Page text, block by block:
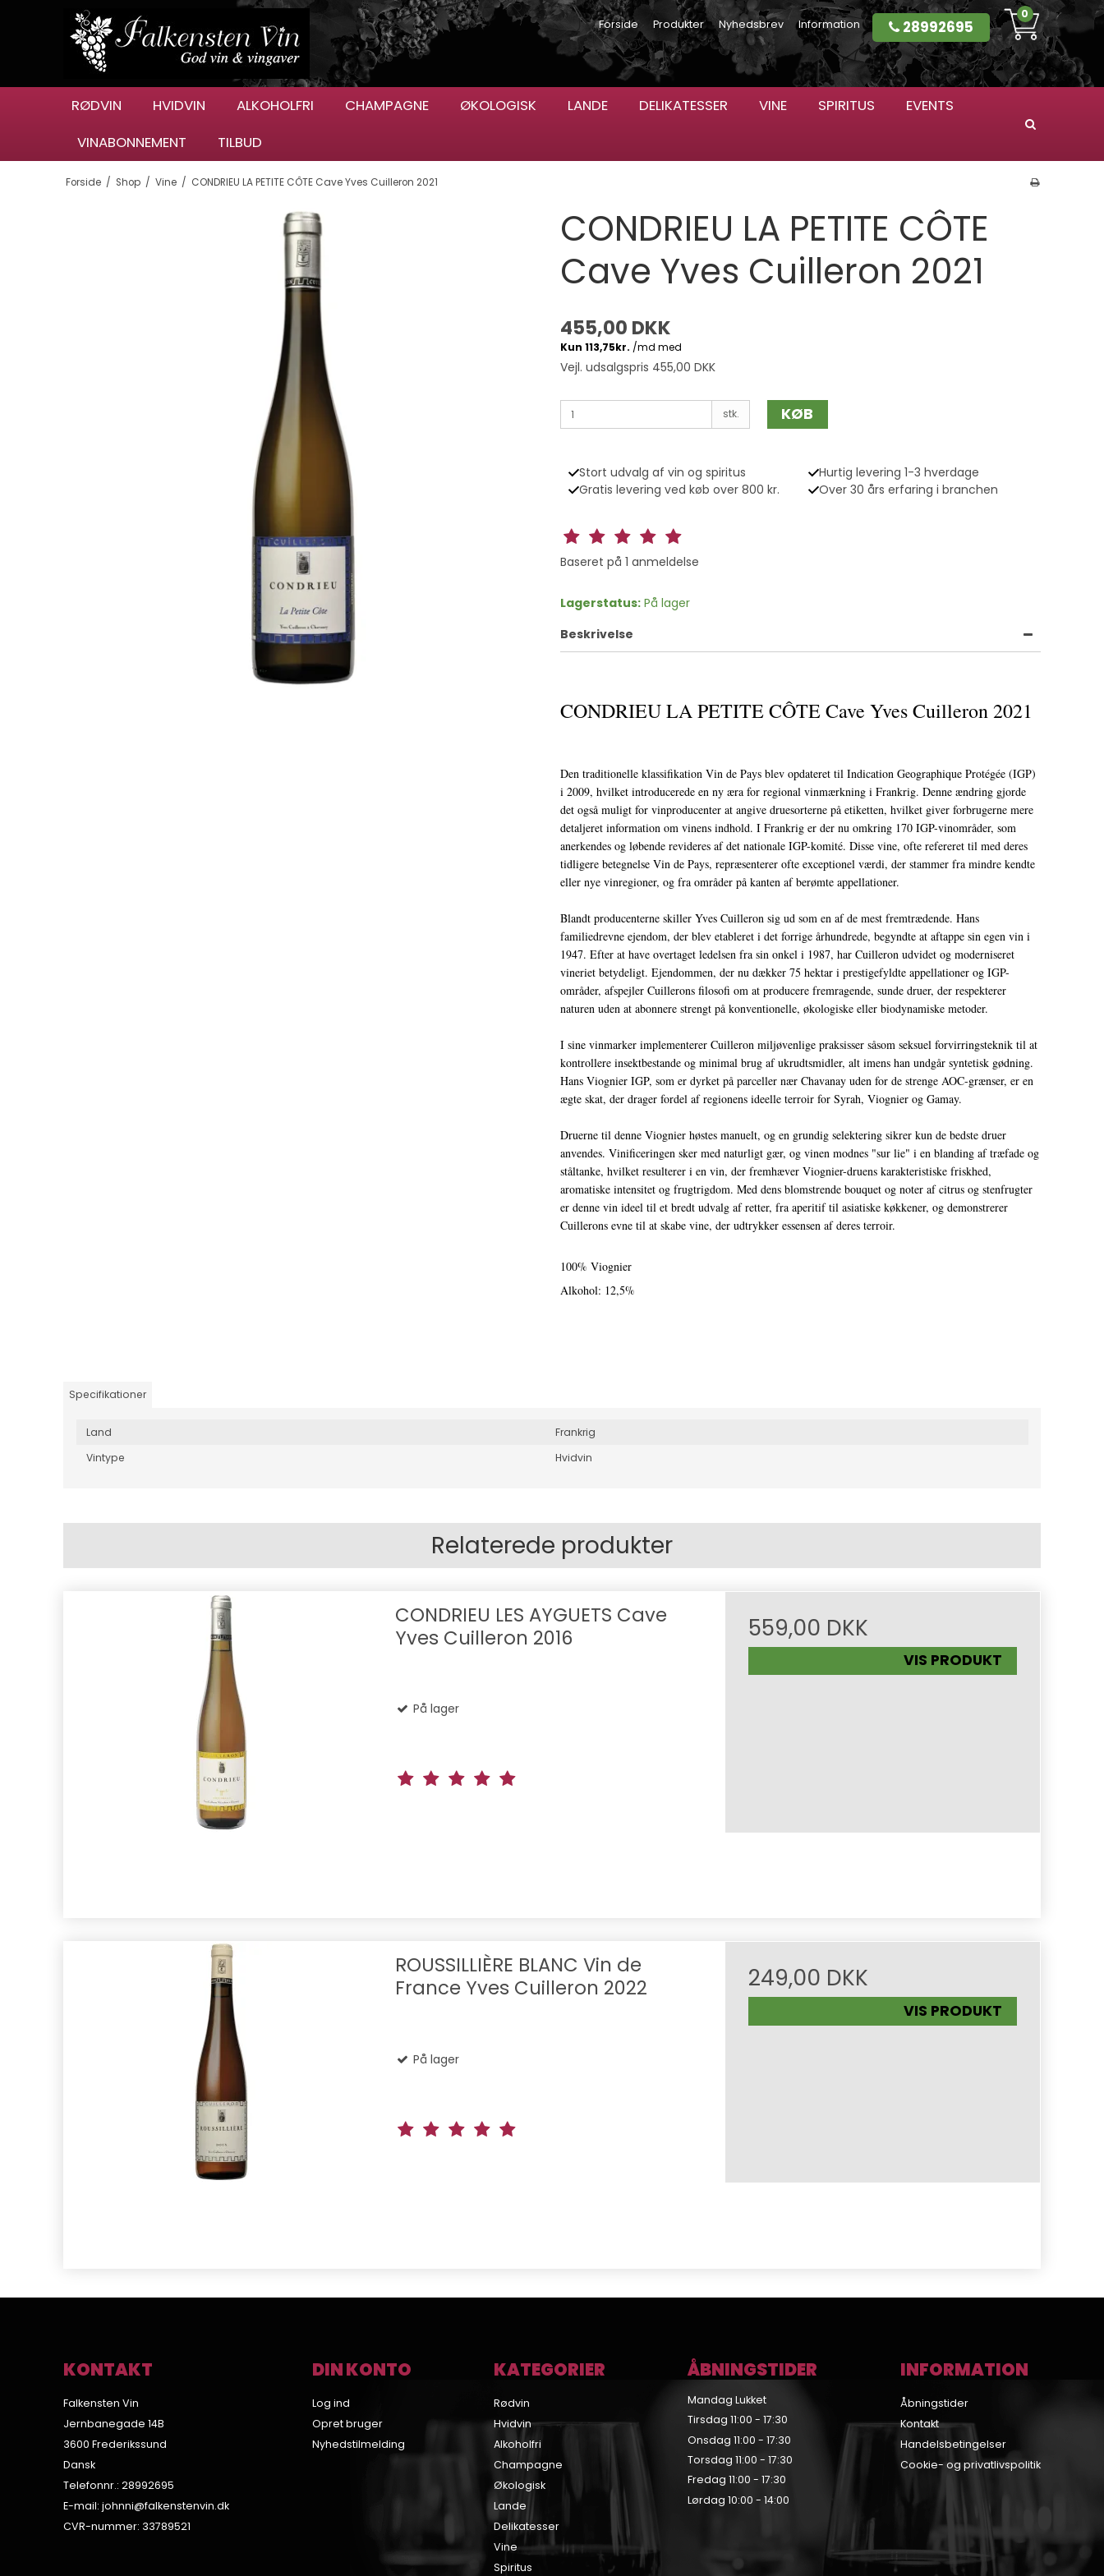
Forside Produkter Nyhedsbrev Information 28992695
0
RØDVIN HVIDVIN ALKOHOLFRI CHAMPAGNE ØKOLOGISK LANDE DELIKATESSER VINE SPIRITUS
EVENTS
VINABONNEMENT
TILBUD
Forside / Shop / Vine / CONDRIEU LA PETITE CÔTE Cave Yves Cuilleron 2021
CONDRIEU LA PETITE CÔTE
Cave Yves Cuilleron 2021
455,00 DKK
Vejl. udsalgspris 455,00 DKK
stk. KØB
Stort udvalg af vin og spiritus
Hurtig levering 1-3 hverdage
Gratis levering ved køb over 800 kr.
Over 30 års erfaring i branchen
Baseret på 1 anmeldelse
Lagerstatus: På lager
Beskrivelse
CONDRIEU LA PETITE CÔTE Cave Yves Cuilleron 2021
Den traditionelle klassifikation Vin de Pays blev opdateret til Indication Geographique Protégée (IGP)
i 2009, hvilket introducerede en ny æra for regional vinmærkning i Frankrig. Denne ændring gjorde
det også muligt for vinproducenter at angive druesorterne på etiketten, hvilket giver forbrugerne mere
detaljeret information om vinens indhold. I Frankrig er der nu omkring 170 IGP-vinområder, som
anerkendes og løbende revideres af det nationale IGP-komité. Disse vine, ofte refereret til med deres
tidligere betegnelse Vin de Pays, repræsenterer ofte exceptionel værdi, der stammer fra mindre kendte
eller nye vinregioner, og fra områder på kanten af berømte appellationer.
Blandt producenterne skiller Yves Cuilleron sig ud som en af de mest fremtrædende. Hans
familiedrevne ejendom, der blev etableret i det forrige århundrede, begyndte at aftappe sin egen vin i
1947. Efter at have overtaget ledelsen fra sin onkel i 1987, har Cuilleron udvidet og moderniseret
vineriet betydeligt. Ejendommen, der nu dækker 75 hektar i prestigefyldte appellationer og IGP-
områder, afspejler Cuillerons filosofi om at producere fremragende, sunde druer, der respekterer
naturen uden at abonnere strengt på konventionelle, økologiske eller biodynamiske metoder.
I sine vinmarker implementerer Cuilleron miljøvenlige praksisser såsom seksuel forvirringsteknik til at
kontrollere insektbestande og minimal brug af ukrudtsmidler, alt imens han undgår syntetisk gødning.
Hans Viognier IGP, som er dyrket på parceller nær Chavanay uden for de strenge AOC-grænser, er en
ægte skat, der drager fordel af regionens ideelle terroir for Syrah, Viognier og Gamay.
Druerne til denne Viognier høstes manuelt, og en grundig selektering sikrer kun de bedste druer
anvendes. Vinificeringen sker med naturligt gær, og vinen modnes "sur lie" i en blanding af træfade og
ståltanke, hvilket resulterer i en vin, der fremhæver Viognier-druens karakteristiske friskhed,
aromatiske intensitet og frugtrigdom. Med dens blomstrende bouquet og noter af citrus og stenfrugter
er denne vin ideel til et bredt udvalg af retter, fra aperitif til asiatiske køkkener, og demonstrerer
Cuillerons evne til at skabe vine, der udtrykker essensen af deres terroir.
100% Viognier
Alkohol: 12,5%
Specifikationer
Land
Frankrig
Vintype
Hvidvin
Relaterede produkter
CONDRIEU LES AYGUETS Cave
Yves Cuilleron 2016
På lager
559,00 DKK
VIS PRODUKT
ROUSSILLIÈRE BLANC Vin de
France Yves Cuilleron 2022
På lager
249,00 DKK
VIS PRODUKT
KONTAKT
Falkensten Vin
Jernbanegade 14B
3600 Frederikssund
Dansk
Telefonnr.: 28992695
E-mail: johnni@falkenstenvin.dk
CVR-nummer: 33789521
DIN KONTO
Log ind
Opret bruger
Nyhedstilmelding
KATEGORIER
Rødvin
Hvidvin
Alkoholfri
Champagne
Økologisk
Lande
Delikatesser
Vine
Spiritus
ÅBNINGSTIDER
Mandag Lukket
Tirsdag 11:00 - 17:30
Onsdag 11:00 - 17:30
Torsdag 11:00 - 17:30
Fredag 11:00 - 17:30
Lørdag 10:00 - 14:00
INFORMATION
Åbningstider
Kontakt
Handelsbetingelser
Cookie- og privatlivspolitik